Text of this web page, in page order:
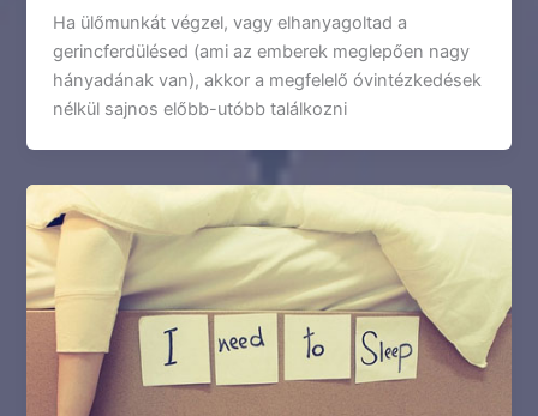
Ha ülőmunkát végzel, vagy elhanyagoltad a
gerincferdülésed (ami az emberek meglepően nagy
hányadának van), akkor a megfelelő óvintézkedések
nélkül sajnos előbb-utóbb találkozni